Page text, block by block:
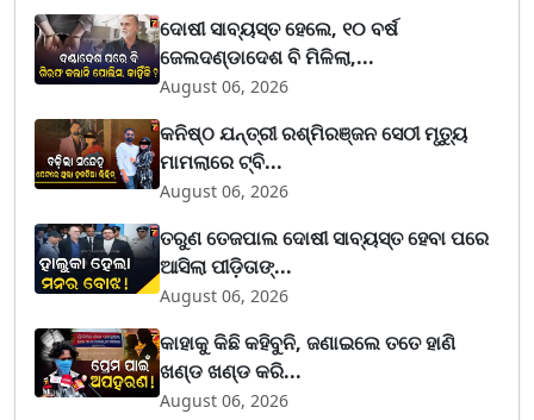
ଦୋଷୀ ସାବ୍ୟସ୍ତ ହେଲେ, ୧୦ ବର୍ଷ
ଜେଲଦଣ୍ଡାଦେଶ ବି ମିଳିଲା,...
August 06, 2026
କନିଷ୍ଠ ଯନ୍ତ୍ରୀ ରଶ୍ମିରଞ୍ଜନ ସେଠୀ ମୃତ୍ୟୁ
ମାମଲାରେ ଟ୍ବି...
August 06, 2026
ତରୁଣ ତେଜପାଲ ଦୋଷୀ ସାବ୍ୟସ୍ତ ହେବା ପରେ
ଆସିଲା ପୀଡ଼ିତାଙ୍...
August 06, 2026
କାହାକୁ କିଛି କହିବୁନି, ଜଣାଇଲେ ତତେ ହାଣି
ଖଣ୍ଡ ଖଣ୍ଡ କରି...
August 06, 2026